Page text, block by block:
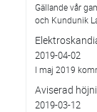
Gällande vår
och Kundunik
2019-04-02
I maj 2019
Aviserad
2019-03-12